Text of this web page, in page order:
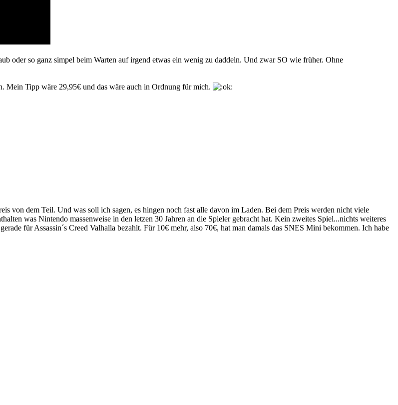
oder so ganz simpel beim Warten auf irgend etwas ein wenig zu daddeln. Und zwar SO wie früher. Ohne
Mein Tipp wäre 29,95€ und das wäre auch in Ordnung für mich.
von dem Teil. Und was soll ich sagen, es hingen noch fast alle davon im Laden. Bei dem Preis werden nicht viele
was Nintendo massenweise in den letzen 30 Jahren an die Spieler gebracht hat. Kein zweites Spiel...nichts weiteres
für Assassin´s Creed Valhalla bezahlt. Für 10€ mehr, also 70€, hat man damals das SNES Mini bekommen. Ich habe